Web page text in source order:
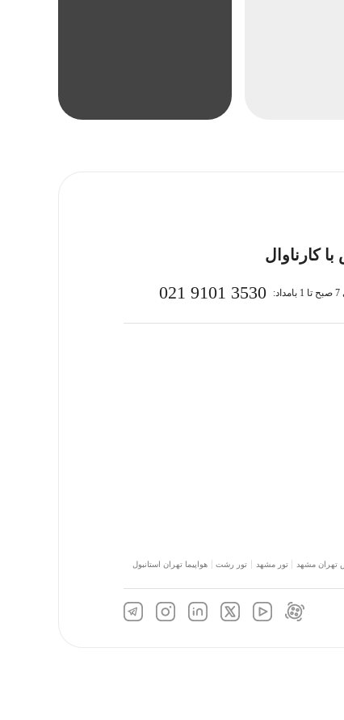
کارناوال
021 9101 3530
تهران مشهد تور مشهد تور رشت هواپیما تهران استانبول